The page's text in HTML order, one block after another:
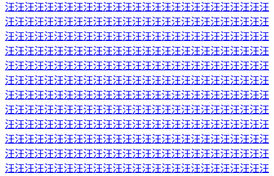
汪汪汪汪汪汪汪汪汪汪汪汪汪汪汪汪汪汪汪汪汪汪汪汪汪汪汪
汪汪汪汪汪汪汪汪汪汪汪汪汪汪汪汪汪汪汪汪汪汪汪汪汪汪汪
汪汪汪汪汪汪汪汪汪汪汪汪汪汪汪汪汪汪汪汪汪汪汪汪汪汪汪
汪汪汪汪汪汪汪汪汪汪汪汪汪汪汪汪汪汪汪汪汪汪汪汪汪汪汪
汪汪汪汪汪汪汪汪汪汪汪汪汪汪汪汪汪汪汪汪汪汪汪汪汪汪汪
汪汪汪汪汪汪汪汪汪汪汪汪汪汪汪汪汪汪汪汪汪汪汪汪汪汪汪
汪汪汪汪汪汪汪汪汪汪汪汪汪汪汪汪汪汪汪汪汪汪汪汪汪汪汪
汪汪汪汪汪汪汪汪汪汪汪汪汪汪汪汪汪汪汪汪汪汪汪汪汪汪汪
汪汪汪汪汪汪汪汪汪汪汪汪汪汪汪汪汪汪汪汪汪汪汪汪汪汪汪
汪汪汪汪汪汪汪汪汪汪汪汪汪汪汪汪汪汪汪汪汪汪汪汪汪汪汪
汪汪汪汪汪汪汪汪汪汪汪汪汪汪汪汪汪汪汪汪汪汪汪汪汪汪汪
汪汪汪汪汪汪汪汪汪汪汪汪汪汪汪汪汪汪汪汪汪汪汪汪汪汪汪